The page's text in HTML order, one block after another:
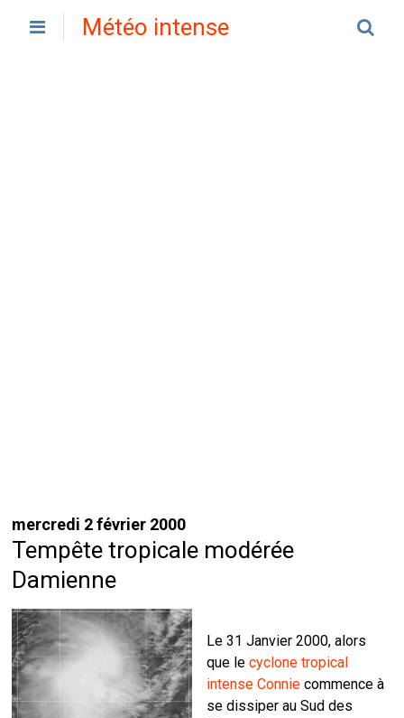
Météo intense
mercredi 2 février 2000
Tempête tropicale modérée
Damienne
Le 31 Janvier 2000, alors
que lecyclone tropical
intense Connie commence à
se dissiper au Sud des